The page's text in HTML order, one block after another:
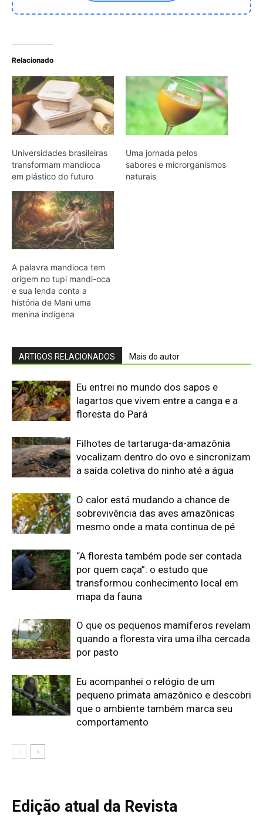
A palavra mandioca tem
origem no tupi mandi-oca
e sua lenda conta a
história de Mani uma
menina indígena
ARTIGOS RELACIONADOS Mais do autor
Eu entrei no mundo dos sapos e
lagartos que vivem entre a canga e a
floresta do Pará
Filhotes de tartaruga-da-amazônia
vocalizam dentro do ovo e sincronizam
a saída coletiva do ninho até a água
O calor está mudando a chance de
“A floresta também pode ser contada
transformou conhecimento local em
mapa da fauna
quando a floresta vira uma ilha cercada
por pasto
pequeno primata amazônico e descobri
que o ambiente também marca seu
comportamento
Edição atual da Revista
Amazônia